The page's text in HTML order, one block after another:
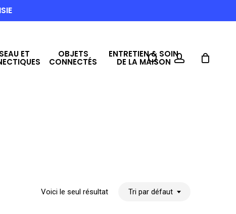
ET OBJETS
CONNECTÉS
ENTRETIEN & SOIN
DE LA MAISONsearchaccount
Voici le seul résultat Tri par défaut